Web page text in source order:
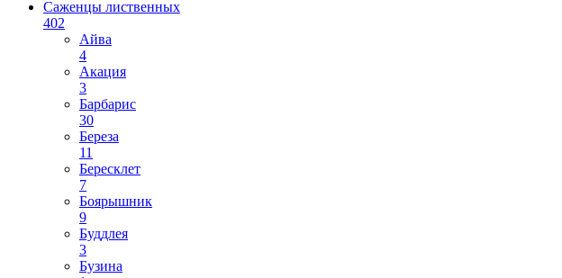
Саженцы лиственных
402
Айва
4
Акация
3
Барбарис
30
Береза
11
Бересклет
7
Боярышник
9
Буддлея
3
Бузина